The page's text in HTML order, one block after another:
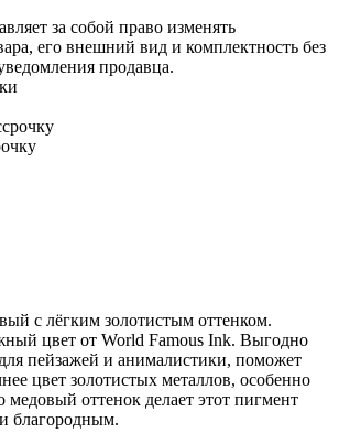
за собой право изменять
его внешний вид и комплектность без
продавца.
с лёгким золотистым оттенком.
цвет от World Famous Ink. Выгодно
пейзажей и анималистики, поможет
цвет золотистых металлов, особенно
оттенок делает этот пигмент
благородным.